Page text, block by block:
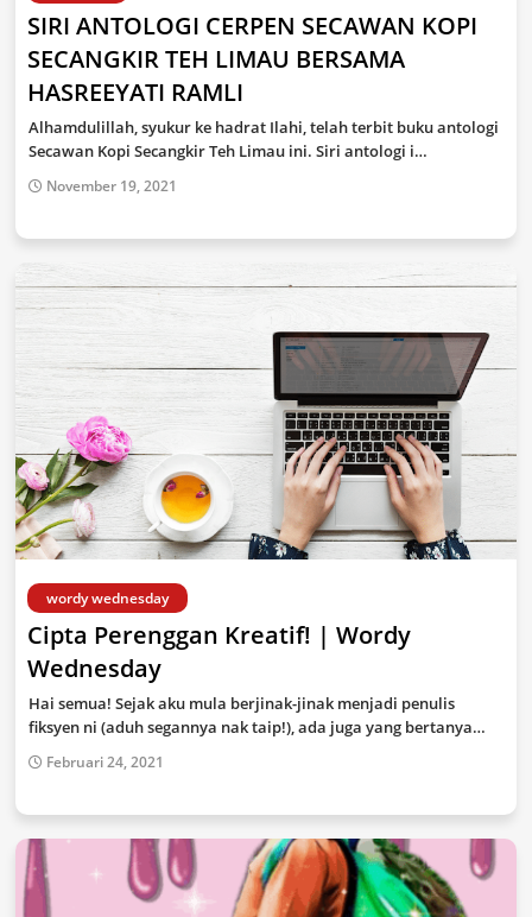
SIRI ANTOLOGI CERPEN SECAWAN KOPI
SECANGKIR TEH LIMAU BERSAMA
HASREEYATI RAMLI
Alhamdulillah, syukur ke hadrat Ilahi, telah terbit buku antologi
Secawan Kopi Secangkir Teh Limau ini. Siri antologi i…
November 19, 2021
wordy wednesday
Cipta Perenggan Kreatif! | Wordy
Wednesday
Hai semua! Sejak aku mula berjinak-jinak menjadi penulis
fiksyen ni (aduh segannya nak taip!), ada juga yang bertanya…
Februari 24, 2021